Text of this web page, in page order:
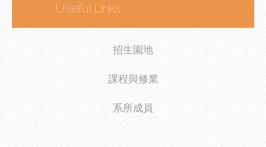
Useful Links
招生園地
課程與修業
系所成員